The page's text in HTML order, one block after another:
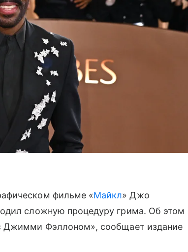
фильме «Майкл» Джо
сложную процедуру грима. Об этом
Джимми Фэллоном», сообщает издание